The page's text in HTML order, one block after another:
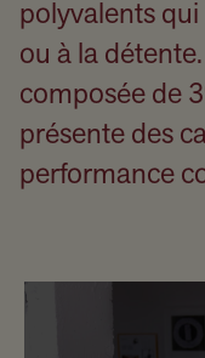
polyvalents
ou à la
composée de
présente des
performance